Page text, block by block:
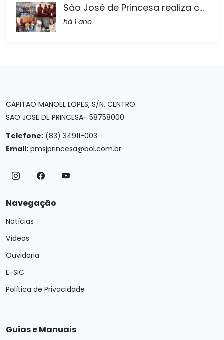
São José de Princesa realiza c...
há 1 ano
CAPITAO MANOEL LOPES, S/N, CENTRO
SAO JOSE DE PRINCESA- 58758000
Telefone: (83) 34911-003
Email: pmsjprincesa@bol.com.br
Navegação
Notícias
Vídeos
Ouvidoria
E-SIC
Política de Privacidade
Guias e Manuais